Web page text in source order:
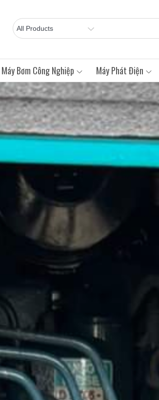
Máy Bơm Công Nghiệp Máy Phát Điện